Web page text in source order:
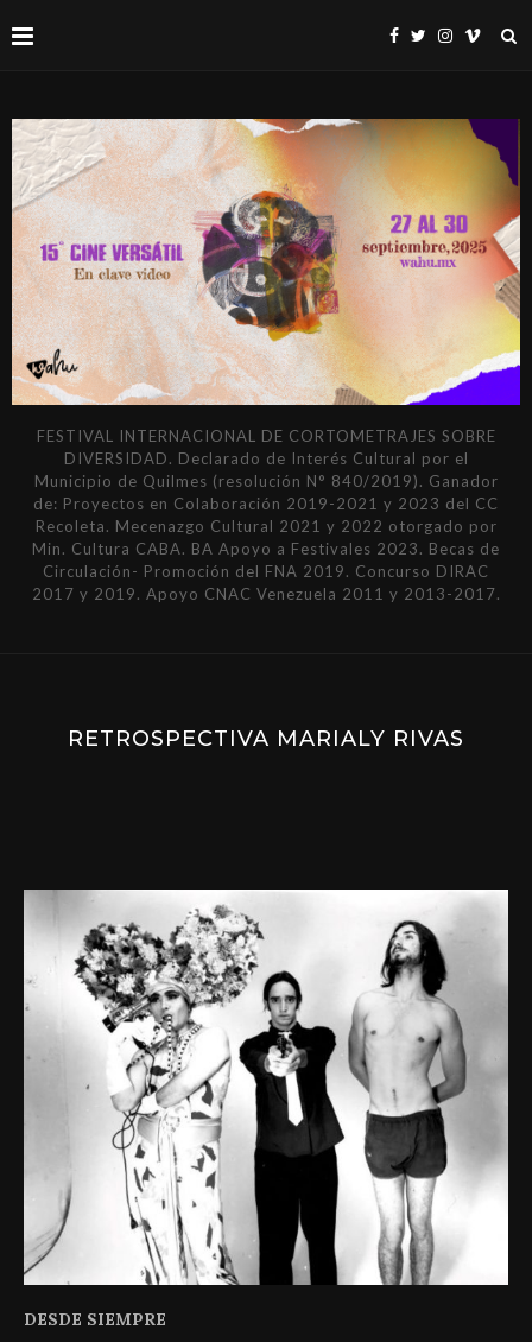
FESTIVAL INTERNACIONAL DE CORTOMETRAJES SOBRE
DIVERSIDAD. Declarado de Interés Cultural por el
Municipio de Quilmes (resolución N° 840/2019). Ganador
de: Proyectos en Colaboración 2019-2021 y 2023 del CC
Recoleta. Mecenazgo Cultural 2021 y 2022 otorgado por
Min. Cultura CABA. BA Apoyo a Festivales 2023. Becas de
Circulación- Promoción del FNA 2019. Concurso DIRAC
2017 y 2019. Apoyo CNAC Venezuela 2011 y 2013-2017.
RETROSPECTIVA MARIALY RIVAS
DESDE SIEMPRE